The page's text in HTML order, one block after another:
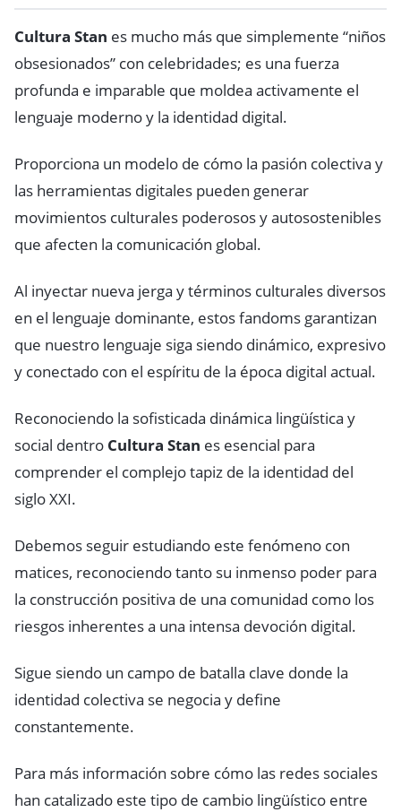
Cultura Stan es mucho más que simplemente “niños
obsesionados” con celebridades; es una fuerza
profunda e imparable que moldea activamente el
lenguaje moderno y la identidad digital.
Proporciona un modelo de cómo la pasión colectiva y
las herramientas digitales pueden generar
movimientos culturales poderosos y autosostenibles
que afecten la comunicación global.
Al inyectar nueva jerga y términos culturales diversos
en el lenguaje dominante, estos fandoms garantizan
que nuestro lenguaje siga siendo dinámico, expresivo
y conectado con el espíritu de la época digital actual.
Reconociendo la sofisticada dinámica lingüística y
social dentro Cultura Stan es esencial para
comprender el complejo tapiz de la identidad del
siglo XXI.
Debemos seguir estudiando este fenómeno con
matices, reconociendo tanto su inmenso poder para
la construcción positiva de una comunidad como los
riesgos inherentes a una intensa devoción digital.
Sigue siendo un campo de batalla clave donde la
identidad colectiva se negocia y define
constantemente.
Para más información sobre cómo las redes sociales
han catalizado este tipo de cambio lingüístico entre